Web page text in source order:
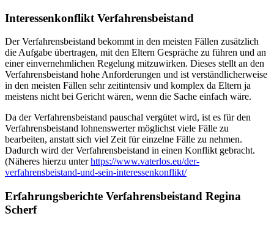
Interessenkonflikt Verfahrensbeistand
Der Verfahrensbeistand bekommt in den meisten Fällen zusätzlich
die Aufgabe übertragen, mit den Eltern Gespräche zu führen und an
einer einvernehmlichen Regelung mitzuwirken. Dieses stellt an den
Verfahrensbeistand hohe Anforderungen und ist verständlicherweise
in den meisten Fällen sehr zeitintensiv und komplex da Eltern ja
meistens nicht bei Gericht wären, wenn die Sache einfach wäre.
Da der Verfahrensbeistand pauschal vergütet wird, ist es für den
Verfahrensbeistand lohnenswerter möglichst viele Fälle zu
bearbeiten, anstatt sich viel Zeit für einzelne Fälle zu nehmen.
Dadurch wird der Verfahrensbeistand in einen Konflikt gebracht.
(Näheres hierzu unterhttps://www.vaterlos.eu/der-
verfahrensbeistand-und-sein-interessenkonflikt/
Erfahrungsberichte Verfahrensbeistand Regina
Scherf